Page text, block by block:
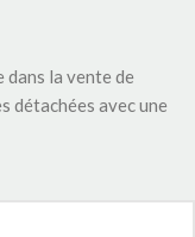
la vente de
détachées avec une